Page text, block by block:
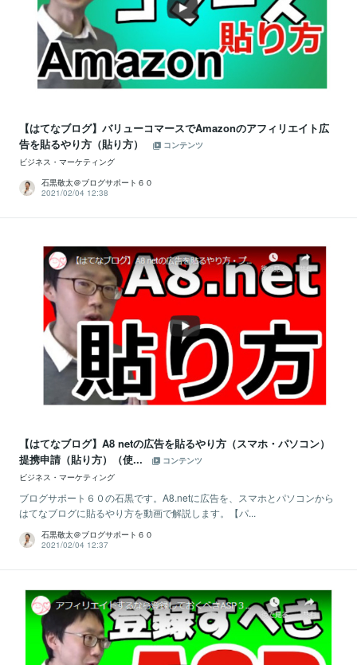
【はてなブログ】バリューコマースでAmazonのアフィリエイト広
告を貼るやり方（貼り方）
コンテンツ
ビジネス・マーケティング
石黒敬太＠ブログサポート６０
2021/02/04 12:38
【はてなブログ】A8 netの広告を貼るやり方（スマホ・パソコン）
提携申請（貼り方）（使...
コンテンツ
ビジネス・マーケティング
ブログサポート６０の石黒です。A8.netに広告を、スマホとパソコンから
はてなブログに貼るやり方を動画で解説します。【パ...
石黒敬太＠ブログサポート６０
2021/02/04 12:37